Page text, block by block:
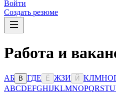
Войти
Создать резюме
Работа и
АБ В ГДЕ Ё ЖЗИ Й КЛМНО
ABCDEFGHIJKLMNOPQRSTU